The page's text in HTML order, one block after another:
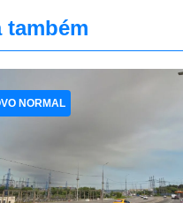
também
NORMAL